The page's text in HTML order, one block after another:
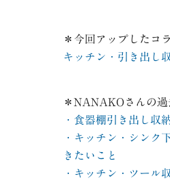
＊今回アップしたコ
キッチン・引き出し
＊NANAKOさんの過
・食器棚引き出し収
・キッチン・シンク
きたいこと
・キッチン・ツール